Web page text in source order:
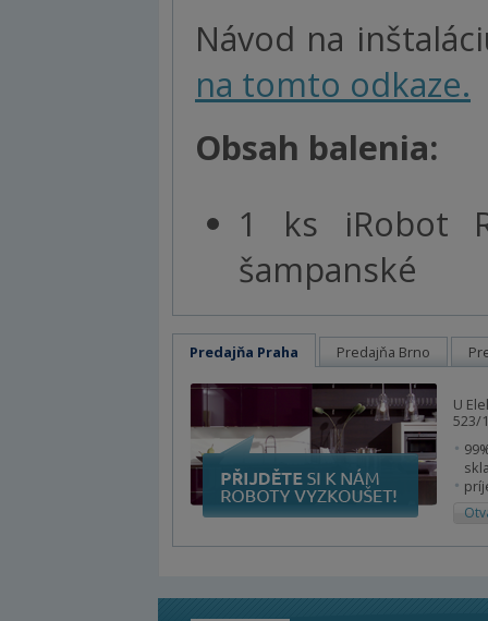
Návod na
na tomto odkaze.
Obsah balenia:
1 ks iRobot
šampanské
Predajňa Praha Predajňa Brno
U
523/